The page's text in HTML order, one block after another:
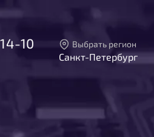
10 Выбрать регион
Санкт-Петербург
Екатеринбург